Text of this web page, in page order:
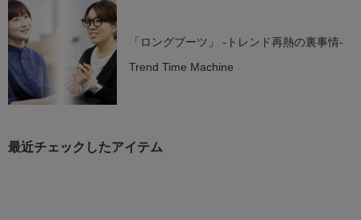
「ロングブーツ」 -トレンド再熱の裏事情-
Trend Time Machine
最近チェックしたアイテム